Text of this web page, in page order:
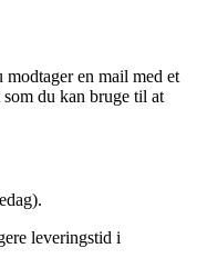
en mail med et
du kan bruge til at
leveringstid i